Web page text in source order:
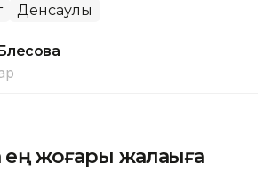
Денсаулық
ең жоғары жалақыға